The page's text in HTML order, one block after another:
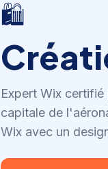
🛍️
Expert Wix
capitale de
Wix avec un